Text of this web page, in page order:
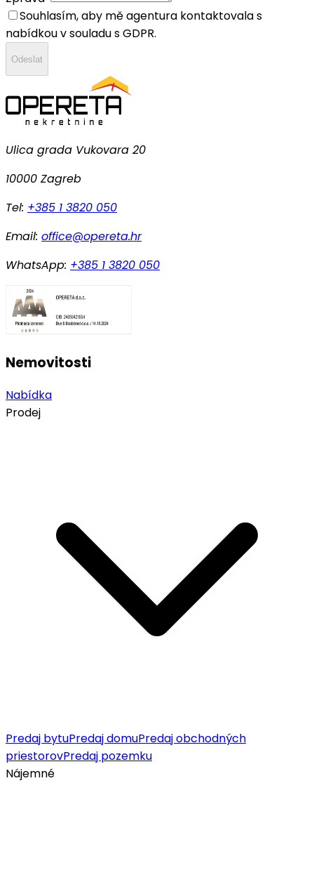
Souhlasím, aby mě agentura kontaktovala s
nabídkou v souladu s GDPR.
Odeslat
Ulica grada Vukovara 20
10000 Zagreb
Tel: +385 1 3820 050
Email: office@opereta.hr
WhatsApp: +385 1 3820 050
Nemovitosti
Nabídka
Prodej
Predaj bytuPredaj domuPredaj obchodných
priestorovPredaj pozemku
Nájemné